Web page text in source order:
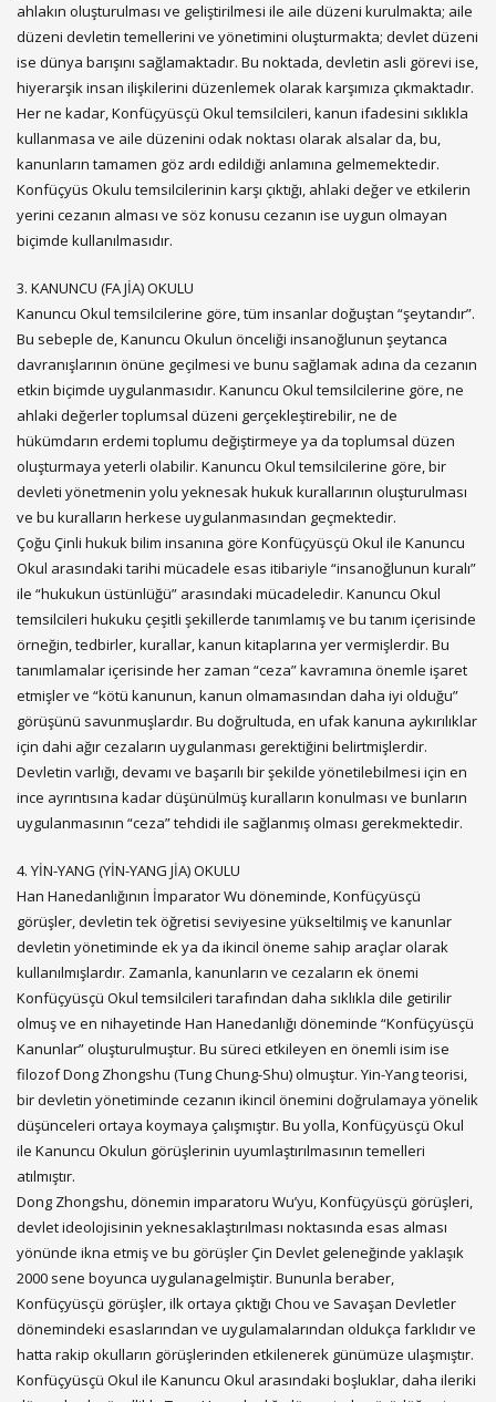
ahlakın oluşturulması ve geliştirilmesi ile aile düzeni kurulmakta; aile
düzeni devletin temellerini ve yönetimini oluşturmakta; devlet düzeni
ise dünya barışını sağlamaktadır. Bu noktada, devletin asli görevi ise,
hiyerarşik insan ilişkilerini düzenlemek olarak karşımıza çıkmaktadır.
Her ne kadar, Konfüçyüsçü Okul temsilcileri, kanun ifadesini sıklıkla
kullanmasa ve aile düzenini odak noktası olarak alsalar da, bu,
kanunların tamamen göz ardı edildiği anlamına gelmemektedir.
Konfüçyüs Okulu temsilcilerinin karşı çıktığı, ahlaki değer ve etkilerin
yerini cezanın alması ve söz konusu cezanın ise uygun olmayan
biçimde kullanılmasıdır.
3. KANUNCU (FA JİA) OKULU
Kanuncu Okul temsilcilerine göre, tüm insanlar doğuştan “şeytandır”.
Bu sebeple de, Kanuncu Okulun önceliği insanoğlunun şeytanca
davranışlarının önüne geçilmesi ve bunu sağlamak adına da cezanın
etkin biçimde uygulanmasıdır. Kanuncu Okul temsilcilerine göre, ne
ahlaki değerler toplumsal düzeni gerçekleştirebilir, ne de
hükümdarın erdemi toplumu değiştirmeye ya da toplumsal düzen
oluşturmaya yeterli olabilir. Kanuncu Okul temsilcilerine göre, bir
devleti yönetmenin yolu yeknesak hukuk kurallarının oluşturulması
ve bu kuralların herkese uygulanmasından geçmektedir.
Çoğu Çinli hukuk bilim insanına göre Konfüçyüsçü Okul ile Kanuncu
Okul arasındaki tarihi mücadele esas itibariyle “insanoğlunun kuralı”
ile “hukukun üstünlüğü” arasındaki mücadeledir. Kanuncu Okul
temsilcileri hukuku çeşitli şekillerde tanımlamış ve bu tanım içerisinde
örneğin, tedbirler, kurallar, kanun kitaplarına yer vermişlerdir. Bu
tanımlamalar içerisinde her zaman “ceza” kavramına önemle işaret
etmişler ve “kötü kanunun, kanun olmamasından daha iyi olduğu”
görüşünü savunmuşlardır. Bu doğrultuda, en ufak kanuna aykırılıklar
için dahi ağır cezaların uygulanması gerektiğini belirtmişlerdir.
Devletin varlığı, devamı ve başarılı bir şekilde yönetilebilmesi için en
ince ayrıntısına kadar düşünülmüş kuralların konulması ve bunların
uygulanmasının “ceza” tehdidi ile sağlanmış olması gerekmektedir.
4. YİN-YANG (YİN-YANG JİA) OKULU
Han Hanedanlığının İmparator Wu döneminde, Konfüçyüsçü
görüşler, devletin tek öğretisi seviyesine yükseltilmiş ve kanunlar
devletin yönetiminde ek ya da ikincil öneme sahip araçlar olarak
kullanılmışlardır. Zamanla, kanunların ve cezaların ek önemi
Konfüçyüsçü Okul temsilcileri tarafından daha sıklıkla dile getirilir
olmuş ve en nihayetinde Han Hanedanlığı döneminde “Konfüçyüsçü
Kanunlar” oluşturulmuştur. Bu süreci etkileyen en önemli isim ise
filozof Dong Zhongshu (Tung Chung-Shu) olmuştur. Yin-Yang teorisi,
bir devletin yönetiminde cezanın ikincil önemini doğrulamaya yönelik
düşünceleri ortaya koymaya çalışmıştır. Bu yolla, Konfüçyüsçü Okul
ile Kanuncu Okulun görüşlerinin uyumlaştırılmasının temelleri
atılmıştır.
Dong Zhongshu, dönemin imparatoru Wu’yu, Konfüçyüsçü görüşleri,
devlet ideolojisinin yeknesaklaştırılması noktasında esas alması
yönünde ikna etmiş ve bu görüşler Çin Devlet geleneğinde yaklaşık
2000 sene boyunca uygulanagelmiştir. Bununla beraber,
Konfüçyüsçü görüşler, ilk ortaya çıktığı Chou ve Savaşan Devletler
dönemindeki esaslarından ve uygulamalarından oldukça farklıdır ve
hatta rakip okulların görüşlerinden etkilenerek günümüze ulaşmıştır.
Konfüçyüsçü Okul ile Kanuncu Okul arasındaki boşluklar, daha ileriki